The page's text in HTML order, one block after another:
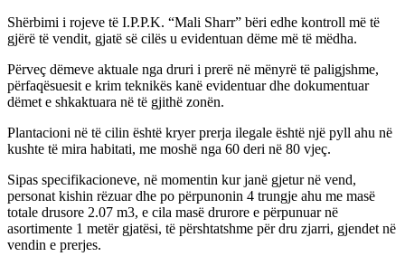
Shërbimi i rojeve të I.P.P.K. “Mali Sharr” bëri edhe kontroll më të
gjërë të vendit, gjatë së cilës u evidentuan dëme më të mëdha.
Përveç dëmeve aktuale nga druri i prerë në mënyrë të paligjshme,
përfaqësuesit e krim teknikës kanë evidentuar dhe dokumentuar
dëmet e shkaktuara në të gjithë zonën.
Plantacioni në të cilin është kryer prerja ilegale është një pyll ahu në
kushte të mira habitati, me moshë nga 60 deri në 80 vjeç.
Sipas specifikacioneve, në momentin kur janë gjetur në vend,
personat kishin rëzuar dhe po përpunonin 4 trungje ahu me masë
totale drusore 2.07 m3, e cila masë drurore e përpunuar në
asortimente 1 metër gjatësi, të përshtatshme për dru zjarri, gjendet në
vendin e prerjes.